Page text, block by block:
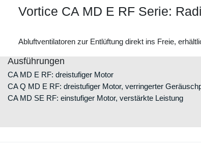
Vortice CA MD E RF Serie:
Abluftventilatoren zur Entlüftung direkt ins Freie,
Ausführungen
CA MD E RF: dreistufiger Motor
CA Q MD E RF: dreistufiger Motor, verringerter
CA MD SE RF: einstufiger Motor, verstärkte Leistung